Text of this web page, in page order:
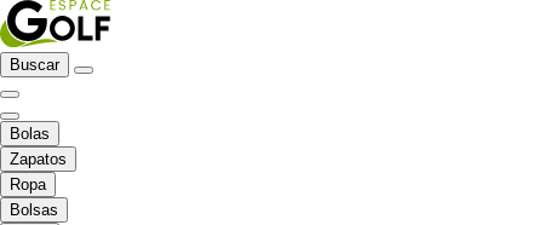
Buscar
Bolas
Zapatos
Ropa
Bolsas